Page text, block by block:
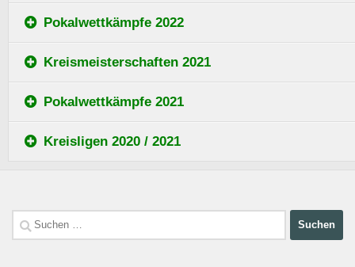
Pokalwettkämpfe 2022
Kreismeisterschaften 2021
Pokalwettkämpfe 2021
Kreisligen 2020 / 2021
Suchen
nach: